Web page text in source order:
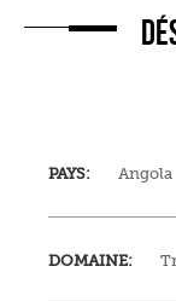
PAYS: Angola
DOMAINE: